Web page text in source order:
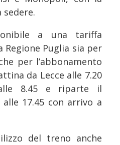
sedere.
a una tariffa
Regione Puglia sia per
per l’abbonamento
da Lecce alle 7.20
8.45 e riparte il
17.45 con arrivo a
del treno anche